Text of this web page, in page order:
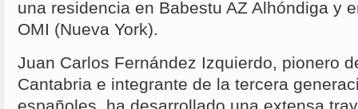
una residencia en Babestu AZ Alhóndiga y
OMI (Nueva York).
Juan Carlos Fernández Izquierdo, pionero
Cantabria e integrante de la tercera